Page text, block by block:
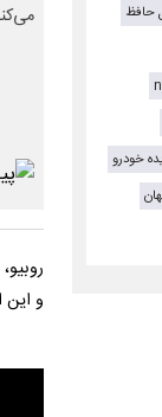
و این
حافظ
خودرو